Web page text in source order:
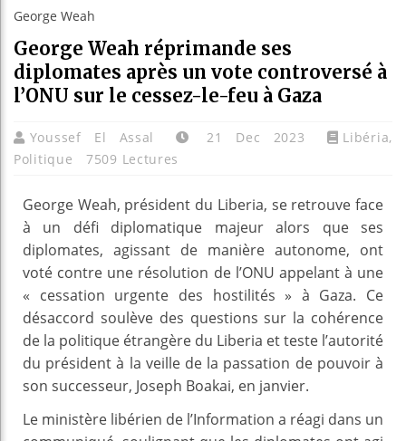
George Weah
George Weah réprimande ses
diplomates après un vote controversé à
l’ONU sur le cessez-le-feu à Gaza
Youssef El Assal 21 Dec 2023 Libéria,
Politique
7509 Lectures
George Weah, président du Liberia, se retrouve face
à un défi diplomatique majeur alors que ses
diplomates, agissant de manière autonome, ont
voté contre une résolution de l’ONU appelant à une
« cessation urgente des hostilités » à Gaza. Ce
désaccord soulève des questions sur la cohérence
de la politique étrangère du Liberia et teste l’autorité
du président à la veille de la passation de pouvoir à
son successeur, Joseph Boakai, en janvier.
Le ministère libérien de l’Information a réagi dans un